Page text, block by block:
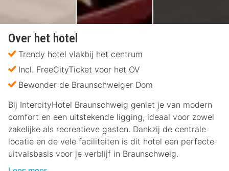
Over het hotel
Trendy hotel vlakbij het centrum
Incl. FreeCityTicket voor het OV
Bewonder de Braunschweiger Dom
Bij IntercityHotel Braunschweig geniet je van modern
comfort en een uitstekende ligging, ideaal voor zowel
zakelijke als recreatieve gasten. Dankzij de centrale
locatie en de vele faciliteiten is dit hotel een perfecte
uitvalsbasis voor je verblijf in Braunschweig.